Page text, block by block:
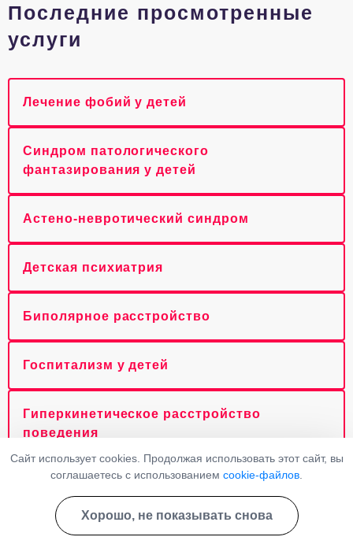
Последние просмотренные
услуги
Лечение фобий у детей
Синдром патологического
фантазирования у детей
Астено-невротический синдром
Детская психиатрия
Биполярное расстройство
Госпитализм у детей
Гиперкинетическое расстройство
поведения
Панические атаки у детей
Сайт использует cookies. Продолжая использовать этот сайт, вы
соглашаетесь с использованием cookie-файлов
Хорошо, не показывать снова